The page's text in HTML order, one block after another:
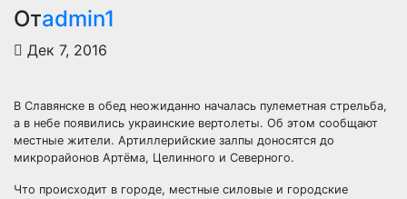
Отadmin1
Дек 7, 2016
В Славянске в обед неожиданно началась пулеметная стрельба,
а в небе появились украинcкие вертолеты. Об этом сообщают
местные жители. Артиллерийские залпы доносятся до
микрорайонов Артёма, Целинного и Северного.
Что происходит в городе, местные силовые и городские